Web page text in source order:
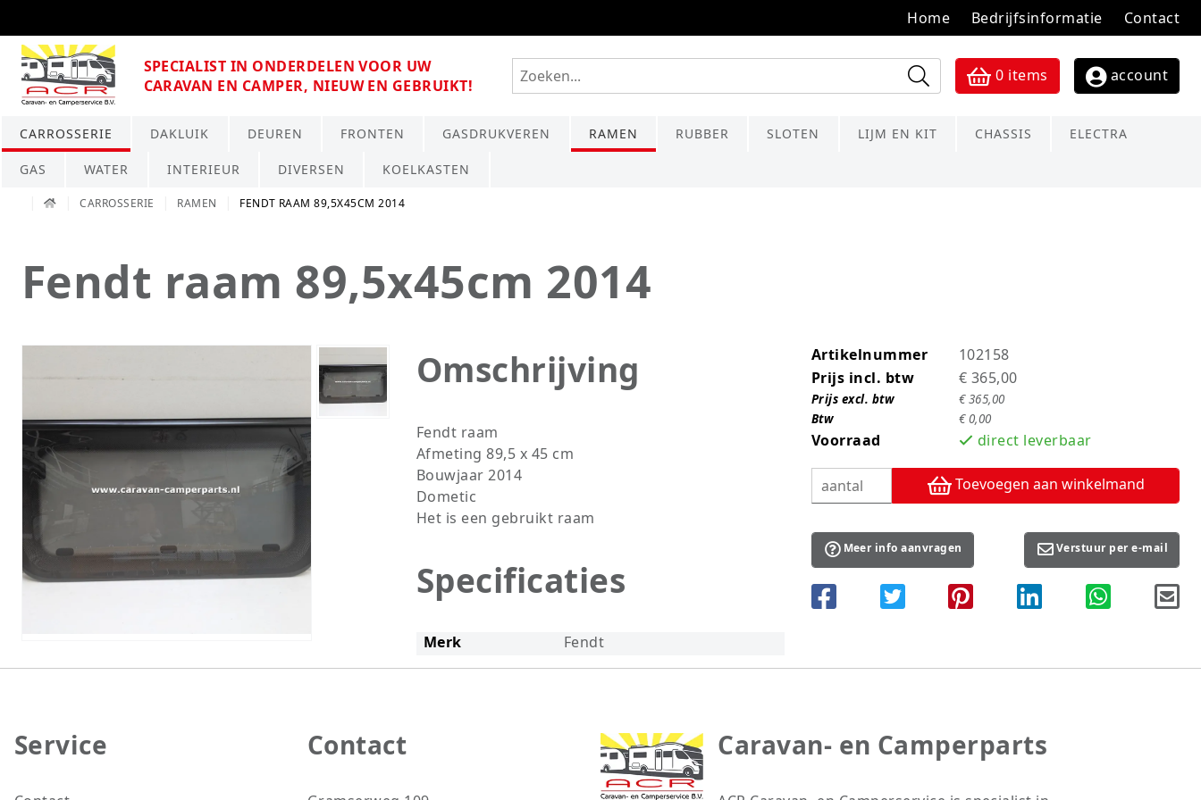
Home Bedrijfsinformatie Contact
SPECIALIST IN ONDERDELEN VOOR UW
CARAVAN EN CAMPER, NIEUW EN GEBRUIKT!
0 items account
CARROSSERIE DAKLUIK DEUREN FRONTEN GASDRUKVEREN RAMEN RUBBER SLOTEN LIJM EN KIT CHASSIS ELECTRA
GAS WATER INTERIEUR DIVERSEN KOELKASTEN
CARROSSERIE RAMEN FENDT RAAM 89,5X45CM 2014
Fendt raam 89,5x45cm 2014
Artikelnummer
102158
Prijs incl. btw
€ 365,00
Prijs excl. btw
€ 365,00
Btw
€ 0,00
Voorraad direct leverbaar
Toevoegen aan winkelmand
Meer info aanvragen Verstuur per e-mail
Omschrijving
Fendt raam
Afmeting 89,5 x 45 cm
Bouwjaar 2014
Dometic
Het is een gebruikt raam
Specificaties
Merk Fendt
Service Contact Caravan- en Camperparts